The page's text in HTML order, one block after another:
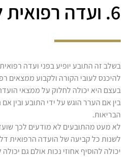
6. ועדה רפואית לעררים
בשלב זה התובע יופיע בפני ועדה
להיכנס לעובי הקורה ולקבוע ממצאים
בין אם הערר הוגש על ידי התובע ובין
הבריאות.
לא מעט מהתובעים לא מודעים לכך
לשנות כל קביעה של הועדה הרפואית
יכולה להוסיף אחוזי נכות אולם גם